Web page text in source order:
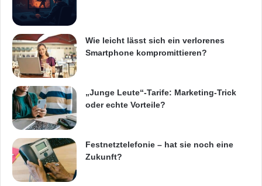
Festnetz Hardware
Informationstechnik
Wie leicht lässt sich ein verlorenes
Smartphone kompromittieren?
„Junge Leute“-Tarife: Marketing-Trick
oder echte Vorteile?
Festnetztelefonie – hat sie noch eine
Zukunft?